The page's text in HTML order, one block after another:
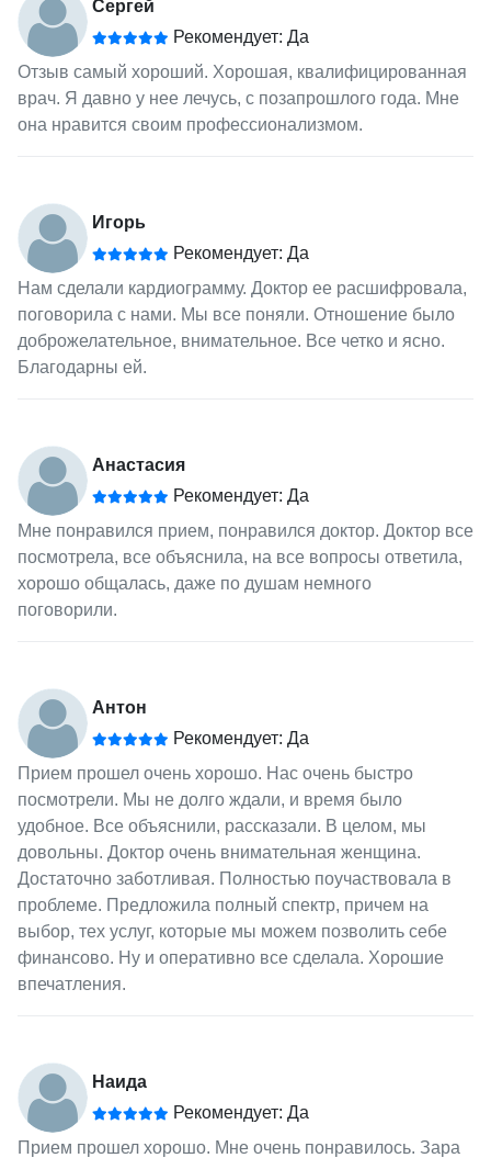
Сергей
Рекомендует: Да
Отзыв самый хороший. Хорошая, квалифицированная
врач. Я давно у нее лечусь, с позапрошлого года. Мне
она нравится своим профессионализмом.
Игорь
Рекомендует: Да
Нам сделали кардиограмму. Доктор ее расшифровала,
поговорила с нами. Мы все поняли. Отношение было
доброжелательное, внимательное. Все четко и ясно.
Благодарны ей.
Анастасия
Рекомендует: Да
Мне понравился прием, понравился доктор. Доктор все
посмотрела, все объяснила, на все вопросы ответила,
хорошо общалась, даже по душам немного
поговорили.
Антон
Рекомендует: Да
Прием прошел очень хорошо. Нас очень быстро
посмотрели. Мы не долго ждали, и время было
удобное. Все объяснили, рассказали. В целом, мы
довольны. Доктор очень внимательная женщина.
Достаточно заботливая. Полностью поучаствовала в
проблеме. Предложила полный спектр, причем на
выбор, тех услуг, которые мы можем позволить себе
финансово. Ну и оперативно все сделала. Хорошие
впечатления.
Наида
Рекомендует: Да
Прием прошел хорошо. Мне очень понравилось. Зара